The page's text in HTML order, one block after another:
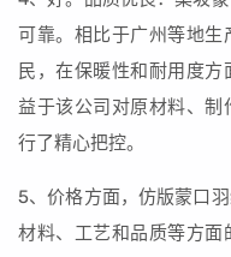
可靠。相比于广州等地生
民，在保暖性和耐用度
益于该公司对原材料、
行了精心把控。
5、价格方面，仿版蒙口
材料、工艺和品质等方